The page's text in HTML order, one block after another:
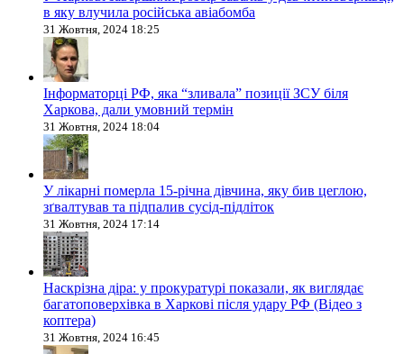
в яку влучила російська авіабомба
31 Жовтня, 2024 18:25
Інформаторці РФ, яка “зливала” позиції ЗСУ біля
Харкова, дали умовний термін
31 Жовтня, 2024 18:04
У лікарні померла 15-річна дівчина, яку бив цеглою,
зґвалтував та підпалив сусід-підліток
31 Жовтня, 2024 17:14
Наскрізна діра: у прокуратурі показали, як виглядає
багатоповерхівка в Харкові після удару РФ (Відео з
коптера)
31 Жовтня, 2024 16:45